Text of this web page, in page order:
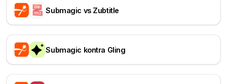
Submagic vs Zubtitle
Submagic kontra Gling